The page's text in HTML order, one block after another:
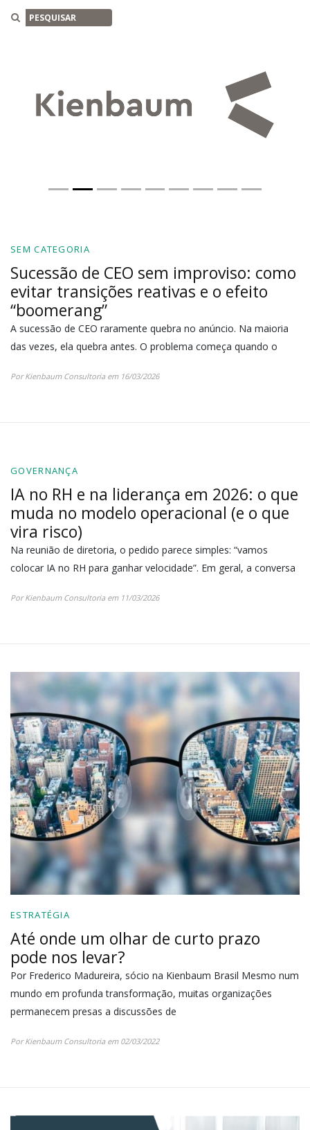
SEM CATEGORIA
Sucessão de CEO sem improviso: como
evitar transições reativas e o efeito
“boomerang”
A sucessão de CEO raramente quebra no anúncio. Na maioria
das vezes, ela quebra antes. O problema começa quando o
Por Kienbaum Consultoria em 16/03/2026
GOVERNANÇA
IA no RH e na liderança em 2026: o que
muda no modelo operacional (e o que
vira risco)
Na reunião de diretoria, o pedido parece simples: “vamos
colocar IA no RH para ganhar velocidade”. Em geral, a conversa
Por Kienbaum Consultoria em 11/03/2026
ESTRATÉGIA
Até onde um olhar de curto prazo
pode nos levar?
Por Frederico Madureira, sócio na Kienbaum Brasil Mesmo num
mundo em profunda transformação, muitas organizações
permanecem presas a discussões de
Por Kienbaum Consultoria em 02/03/2022